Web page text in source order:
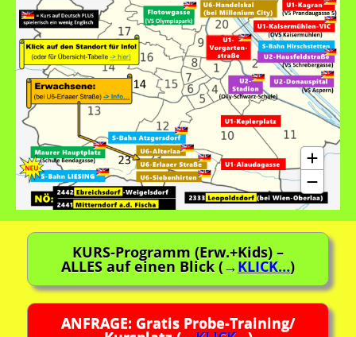
KURS-Programm (Erw.+Kids) –
ALLES auf einen Blick (→KLICK…)
ANFRAGE: Gratis Probe-Training/